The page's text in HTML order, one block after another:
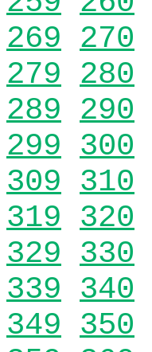
269 270
279 280
289 290
299 300
309 310
319 320
329 330
339 340
349 350